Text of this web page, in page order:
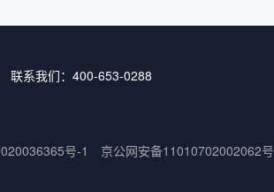
联系我们：400-653-0288
号-1 京公网安备11010702002062号